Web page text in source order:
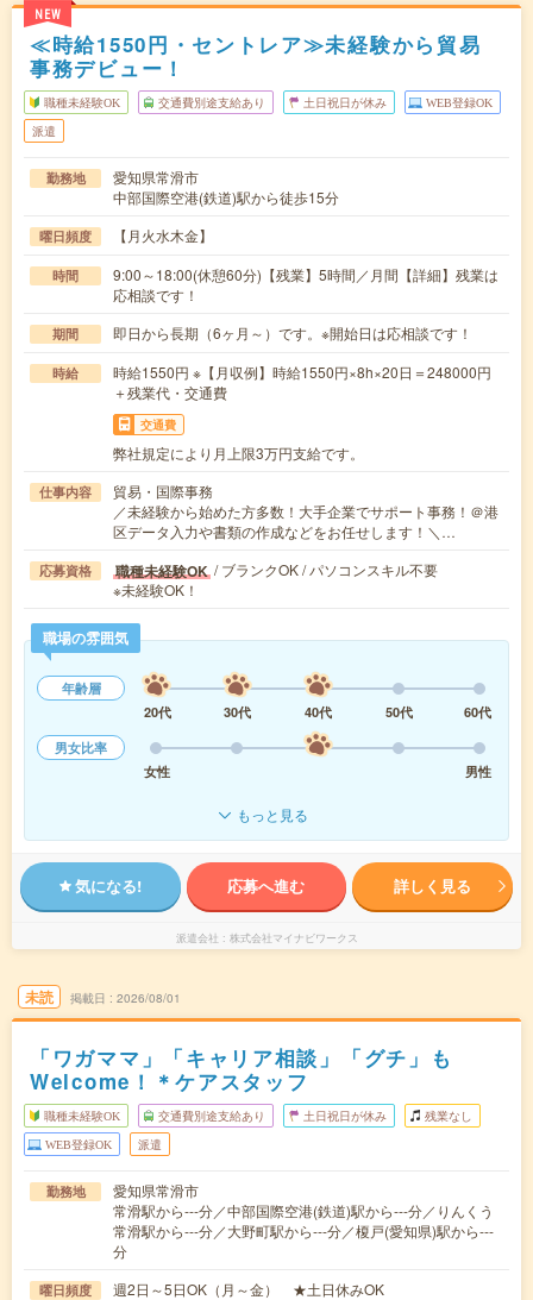
NEW
≪時給1550円・セントレア≫未経験から貿易
事務デビュー！
職種未経験OK 交通費別途支給あり 土日祝日が休み WEB登録OK
派遣
勤務地
愛知県常滑市
中部国際空港(鉄道)駅から徒歩15分
曜日頻度 【月火水木金】
時間
9:00～18:00(休憩60分)【残業】5時間／月間【詳細】残業は
応相談です！
期間 即日から長期（6ヶ月～）です。※開始日は応相談です！
時給
時給1550円 ※【月収例】時給1550円×8h×20日＝248000円
＋残業代・交通費
交通費
弊社規定により月上限3万円支給です。
仕事内容
貿易・国際事務
／未経験から始めた方多数！大手企業でサポート事務！＠港
区データ入力や書類の作成などをお任せします！＼…
応募資格 職種未経験OK / ブランクOK / パソコンスキル不要
※未経験OK！
職場の雰囲気
年齢層
20代
30代 40代 50代
60代
男女比率
女性
男性
もっと見る
気になる! 応募へ進む 詳しく見る
派遣会社 株式会社マイナビワークス
未読 掲載日 2026/08/01
「ワガママ」「キャリア相談」「グチ」も
Welcome！＊ケアスタッフ
職種未経験OK 交通費別途支給あり 土日祝日が休み 残業なし
WEB登録OK 派遣
勤務地
愛知県常滑市
常滑駅から---分／中部国際空港(鉄道)駅から---分／りんくう
常滑駅から---分／大野町駅から---分／榎戸(愛知県)駅から---
分
曜日頻度 週2日～5日OK（月～金） ★土日休みOK